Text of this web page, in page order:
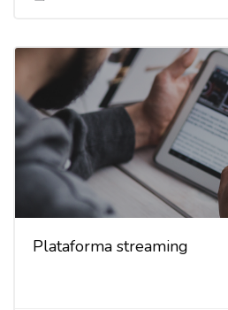
Plataforma streaming